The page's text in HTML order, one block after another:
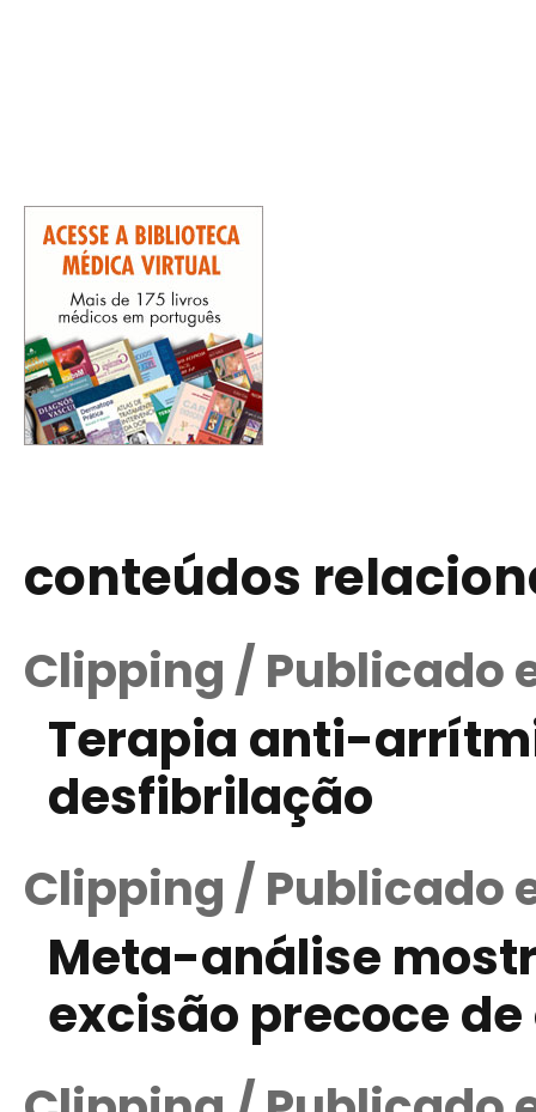
conteúdos
Clipping / Publicado
Terapia anti-
desfibrilação
Clipping / Publicado
Meta-análise
excisão precoce